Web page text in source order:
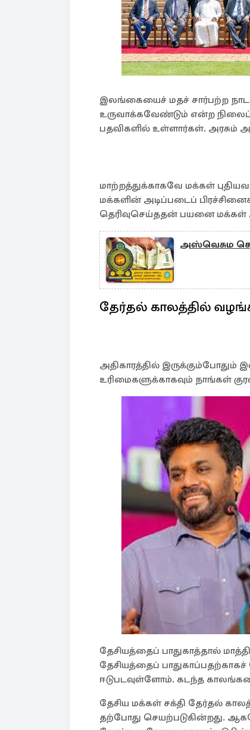
இலங்கையைச் மதச் சார்பற்ற
உருவாக்கவேண்டும் என்ற
பதவிகளில் உள்ளார்கள். அரசும்
மாற்றத்துக்காகவே மக்கள்
மக்களின் அடிப்படைப்
தெரிவுசெய்ததன் பயனை மக்கள்
அஸ்வெசும
தேர்தல் காலத்தில்
அதிகாரத்தில் இருக்கும்போதும்
உரிமைகளுக்காகவும் நாங்கள்
தேசியத்தைப் பாதுகாத்தால்
தேசியத்தைப் பாதுகாப்பதற்காகச்
ஈடுபடவுள்ளோம். கடந்த
தேசிய மக்கள் சக்தி தேர்தல்
தற்போது செயற்படுகின்றது.